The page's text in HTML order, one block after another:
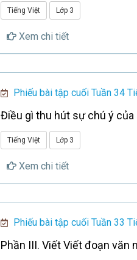
Tiếng Việt Lớp 3
Xem chi tiết
Phiếu bài tập cuối Tuần 34
Điều gì thu hút sự chú ý
Tiếng Việt Lớp 3
Xem chi tiết
Phiếu bài tập cuối Tuần 33
Phần III. Viết Viết đoạn văn